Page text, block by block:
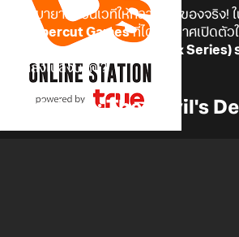
เปลี่ยนมายากลบนเวทีให้กลายเป็นของจริง!
Uppercut Gamesที่ได้ประกาศเปิดตัว
Store) และ คอนโซล (PS5/Xbox
จนถูกส่งไปลงนรก!?
Magicians: The Devil's